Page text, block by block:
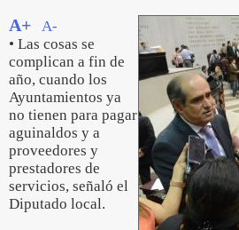
A+
A-
• Las cosas se
complican a fin de
año, cuando los
Ayuntamientos ya
no tienen para pagar
aguinaldos y a
proveedores y
prestadores de
servicios, señaló el
Diputado local.